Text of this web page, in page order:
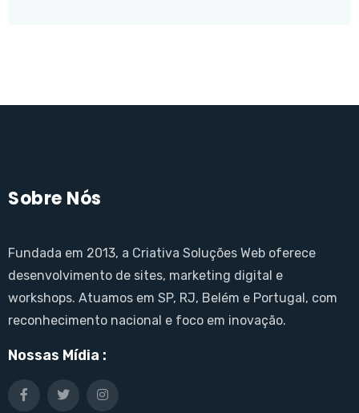
Sobre Nós
Fundada em 2013, a Criativa Soluções Web oferece
desenvolvimento de sites, marketing digital e
workshops. Atuamos em SP, RJ, Belém e Portugal, com
reconhecimento nacional e foco em inovação.
Nossas Mídia :